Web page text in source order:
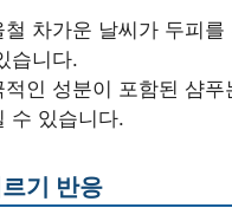
철 차가운 날씨가 두피를
습니다.
적인 성분이 포함된 샴푸
수 있습니다.
기 반응